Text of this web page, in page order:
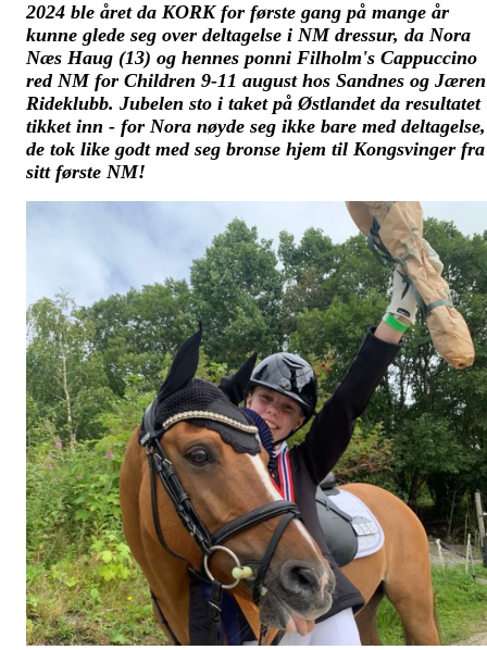
2024 ble året da KORK for første gang på mange år
kunne glede seg over deltagelse i NM dressur, da Nora
Næs Haug (13) og hennes ponni Filholm's Cappuccino
red NM for Children 9-11 august hos Sandnes og Jæren
Rideklubb. Jubelen sto i taket på Østlandet da resultatet
tikket inn - for Nora nøyde seg ikke bare med deltagelse,
de tok like godt med seg bronse hjem til Kongsvinger fra
sitt første NM!